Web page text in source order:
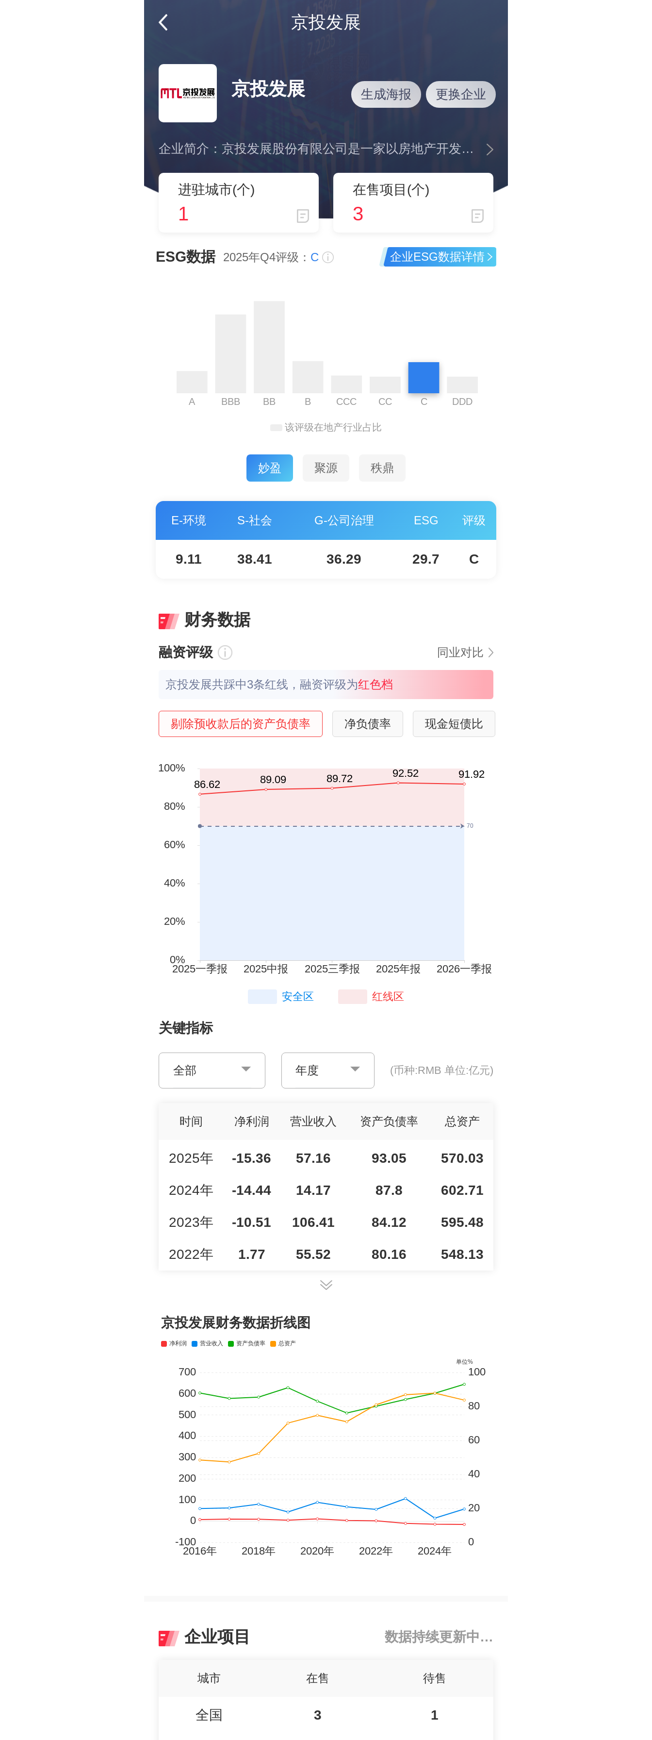
京投发展
京投发展 生成海报 更换企业
企业简介：京投发展股份有限公司是一家以房地产开发、经营及租赁为主营业务的综合性企业。公司持续开展品牌建设工作,加大品牌宣传力度,参与了“2018轨道交通TOD与投融资创新论坛”等活动,在2018中国上市房企百强峰会、中国房企金融风控研讨会等行业重要会议及媒体上对“TOD智慧生态圈”商业逻辑、融资能力等进行了宣讲和阐述。公司名列2018年中国典型房企品牌指数TOP榜单第69名。
进驻城市(个)
1
在售项目(个)
3
ESG数据 2025年Q4评级： C 企业ESG数据详情
妙盈 聚源 秩鼎
E-环境 S-社会 G-公司治理 ESG 评级
9.11 38.41 36.29 29.7 C
财务数据
融资评级 同业对比
京投发展共踩中3条红线，融资评级为红⾊档
剔除预收款后的资产负债率 净负债率 现金短债比
安全区 红线区
关键指标
全部 年度 (币种:RMB 单位:亿元)
时间 净利润 营业收入 资产负债率 总资产
2025年 -15.36 57.16 93.05 570.03
2024年 -14.44 14.17 87.8 602.71
2023年 -10.51 106.41 84.12 595.48
2022年 1.77 55.52 80.16 548.13
企业项目 数据持续更新中…
城市 在售 待售
全国 3 1